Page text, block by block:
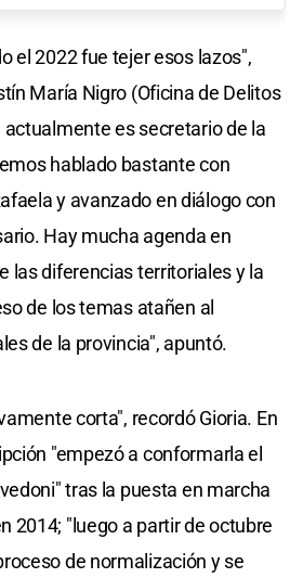
el 2022 fue tejer esos lazos",
María Nigro (Oficina de Delitos
es secretario de la
hablado bastante con
y avanzado en diálogo con
Hay mucha agenda en
las diferencias territoriales y la
de los temas atañen al
de la provincia", apuntó.
corta", recordó Gioria. En
"empezó a conformarla el
tras la puesta en marcha
2014; "luego a partir de octubre
de normalización y se